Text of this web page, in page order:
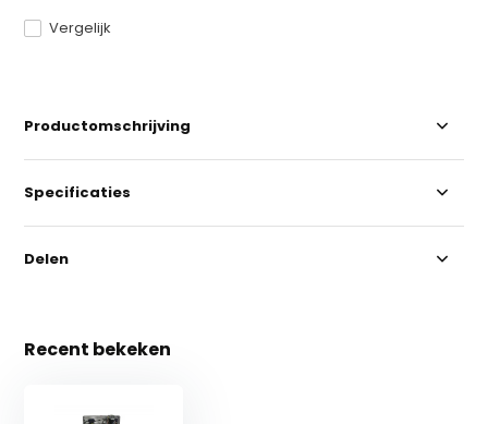
Vergelijk
Productomschrijving
Specificaties
Delen
Recent bekeken